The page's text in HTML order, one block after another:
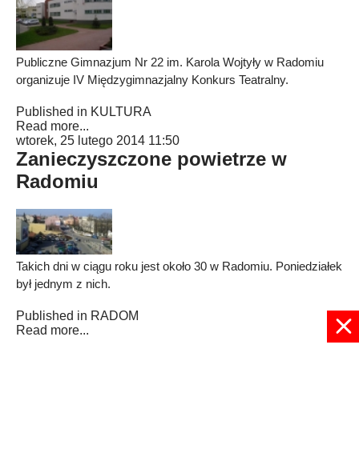
Publiczne Gimnazjum Nr 22 im. Karola Wojtyły w Radomiu
organizuje IV Międzygimnazjalny Konkurs Teatralny.
Published in KULTURA
Read more...
wtorek, 25 lutego 2014 11:50
Zanieczyszczone powietrze w
Radomiu
Takich dni w ciągu roku jest około 30 w Radomiu. Poniedziałek
był jednym z nich.
Published in RADOM
Read more...